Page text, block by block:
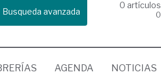
Busqueda avanzada
0 artículos
0
AGENDA NOTICIAS